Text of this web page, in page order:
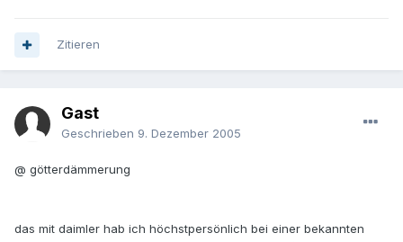
Zitieren
Gast
Geschrieben 9. Dezember 2005
@ götterdämmerung
das mit daimler hab ich höchstpersönlich bei einer bekannten